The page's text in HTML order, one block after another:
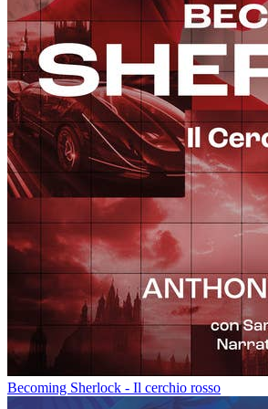
Becoming Sherlock - Il cerchio rosso